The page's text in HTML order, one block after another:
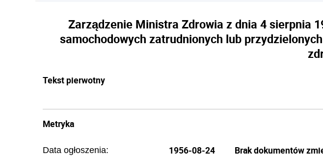
Zarządzenie Ministra Zdrowia z dnia 4 sierpnia
samochodowych zatrudnionych lub
Tekst pierwotny
Metryka
Data ogłoszenia: 1956-08-24 Brak dokumentów